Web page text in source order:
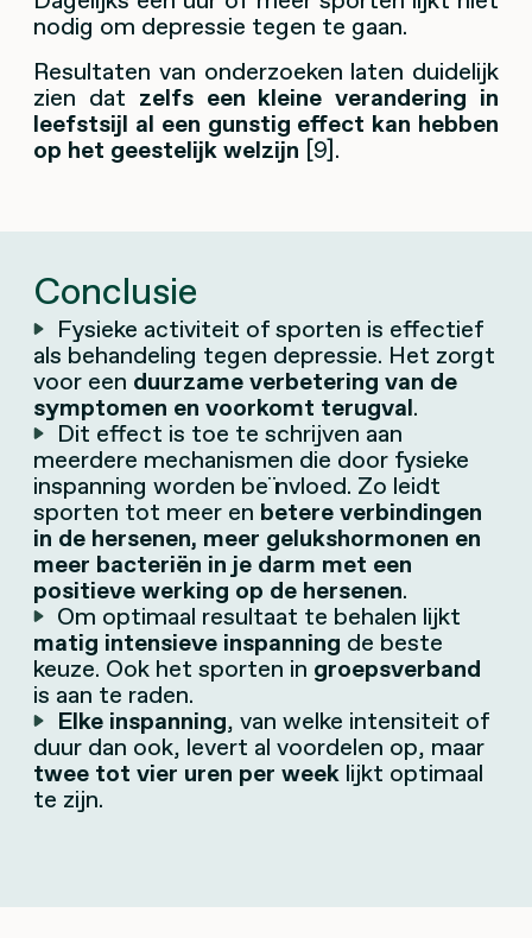
nodig om depressie tegen te gaan.
Resultaten van onderzoeken laten duidelijk
zien dat zelfs een kleine verandering in
leefstsijl al een gunstig effect kan hebben
op het geestelijk welzijn [9].
Conclusie
Fysieke activiteit of sporten is effectief
als behandeling tegen depressie. Het zorgt
voor een duurzame verbetering van de
symptomen en voorkomt terugval.
Dit effect is toe te schrijven aan
meerdere mechanismen die door fysieke
inspanning worden beïnvloed. Zo leidt
sporten tot meer en betere verbindingen
in de hersenen, meer gelukshormonen en
meer bacteriën in je darm met een
positieve werking op de hersenen.
Om optimaal resultaat te behalen lijkt
matig intensieve inspanning de beste
keuze. Ook het sporten in groepsverband
is aan te raden.
Elke inspanning, van welke intensiteit of
duur dan ook, levert al voordelen op, maar
twee tot vier uren per week lijkt optimaal
te zijn.